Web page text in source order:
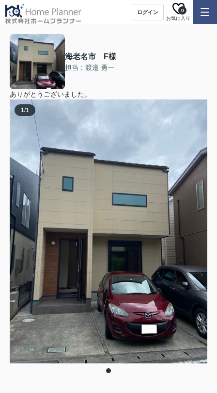
ログイン
お気に入り
0
海老名市 F様
担当：渡邉 勇一
ありがとうございました。
1/1